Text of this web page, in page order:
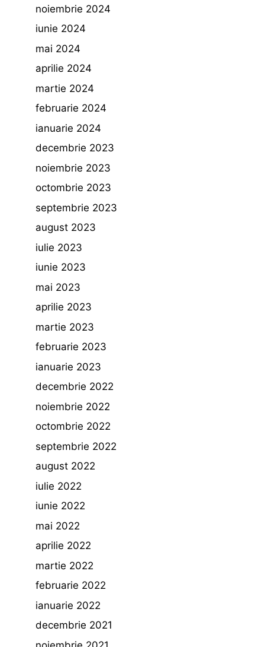
noiembrie 2024
iunie 2024
mai 2024
aprilie 2024
martie 2024
februarie 2024
ianuarie 2024
decembrie 2023
noiembrie 2023
octombrie 2023
septembrie 2023
august 2023
iulie 2023
iunie 2023
mai 2023
aprilie 2023
martie 2023
februarie 2023
ianuarie 2023
decembrie 2022
noiembrie 2022
octombrie 2022
septembrie 2022
august 2022
iulie 2022
iunie 2022
mai 2022
aprilie 2022
martie 2022
februarie 2022
ianuarie 2022
decembrie 2021